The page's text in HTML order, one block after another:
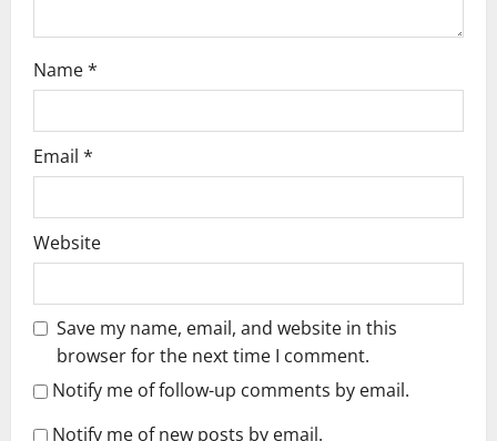
Name*
Email *
Website
Save my name, email, and website in this
browser for the next time I comment.
Notify me of follow-up comments by email.
Notify me of new posts by email.